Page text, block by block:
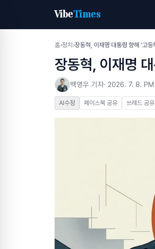
VibeTimes
홈›정치 ›장동혁, 이재명 대통령 향해 '고
장동혁, 이재명
백영우 기자· 2026. 7. 8.
AI수정 페이스북 공유 쓰레드 공유